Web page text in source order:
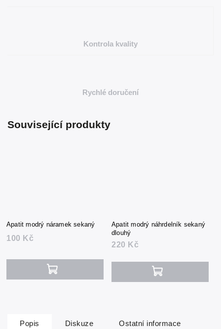
Kontrola kvality
Rychlé doručení
Související produkty
Apatit modrý náramek sekaný
100 Kč
Apatit modrý náhrdelník sekaný
dlouhý
220 Kč
Popis Diskuze Ostatní informace